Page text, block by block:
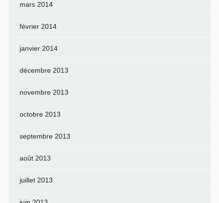
mars 2014
février 2014
janvier 2014
décembre 2013
novembre 2013
octobre 2013
septembre 2013
août 2013
juillet 2013